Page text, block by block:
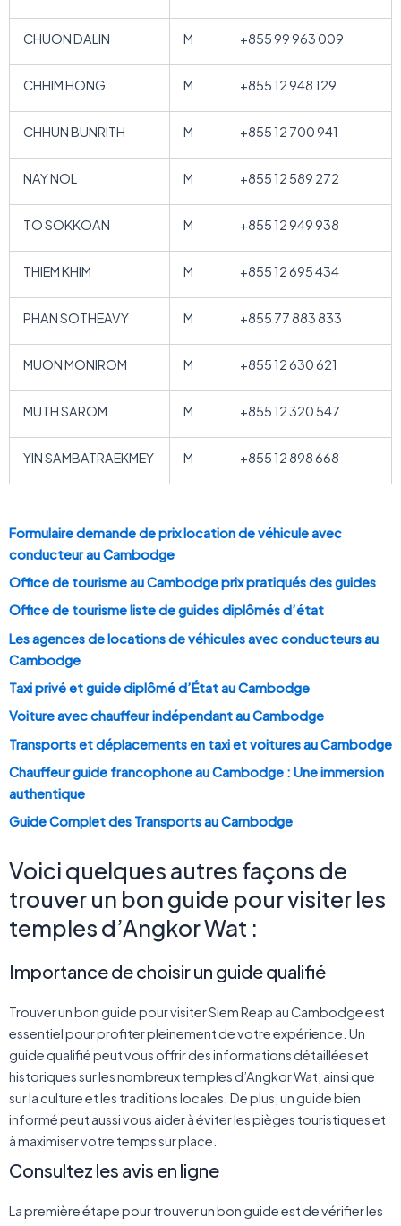
CHUON DALIN M +855 99 963 009
CHHIM HONG M +855 12 948 129
CHHUN BUNRITH M +855 12 700 941
NAY NOL M +855 12 589 272
TO SOKKOAN M +855 12 949 938
THIEM KHIM M +855 12 695 434
PHAN SOTHEAVY M +855 77 883 833
MUON MONIROM M +855 12 630 621
MUTH SAROM M +855 12 320 547
YIN SAMBATRAEKMEY M +855 12 898 668
Formulaire demande de prix location de véhicule avec
conducteur au Cambodge
Office de tourisme au Cambodge prix pratiqués des guides
Office de tourisme liste de guides diplômés d’état
Les agences de locations de véhicules avec conducteurs au
Cambodge
Taxi privé et guide diplômé d’État au Cambodge
Voiture avec chauffeur indépendant au Cambodge
Transports et déplacements en taxi et voitures au Cambodge
Chauffeur guide francophone au Cambodge : Une immersion
authentique
Guide Complet des Transports au Cambodge
Voici quelques autres façons de
trouver un bon guide pour visiter les
temples d’Angkor Wat :
Importance de choisir un guide qualifié
Trouver un bon guide pour visiter Siem Reap au Cambodge est
essentiel pour profiter pleinement de votre expérience. Un
guide qualifié peut vous offrir des informations détaillées et
historiques sur les nombreux temples d’Angkor Wat, ainsi que
sur la culture et les traditions locales. De plus, un guide bien
informé peut aussi vous aider à éviter les pièges touristiques et
à maximiser votre temps sur place.
Consultez les avis en ligne
La première étape pour trouver un bon guide est de vérifier les